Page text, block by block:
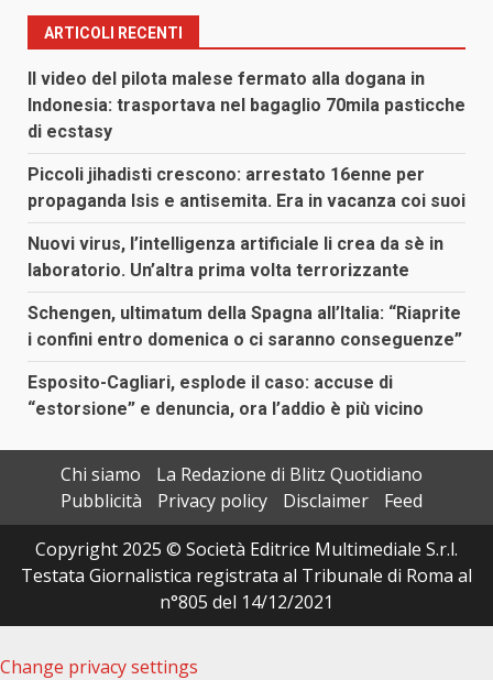
ARTICOLI RECENTI
Il video del pilota malese fermato alla dogana in
Indonesia: trasportava nel bagaglio 70mila pasticche
di ecstasy
Piccoli jihadisti crescono: arrestato 16enne per
propaganda Isis e antisemita. Era in vacanza coi suoi
Nuovi virus, l’intelligenza artificiale li crea da sè in
laboratorio. Un’altra prima volta terrorizzante
Schengen, ultimatum della Spagna all’Italia: “Riaprite
i confini entro domenica o ci saranno conseguenze”
Esposito-Cagliari, esplode il caso: accuse di
“estorsione” e denuncia, ora l’addio è più vicino
Chi siamo
La Redazione di Blitz Quotidiano
Pubblicità
Privacy policy Disclaimer
Feed
Copyright 2025 © Società Editrice Multimediale S.r.l.
Testata Giornalistica registrata al Tribunale di Roma al
n°805 del 14/12/2021
Change privacy settings